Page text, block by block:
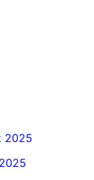
2025